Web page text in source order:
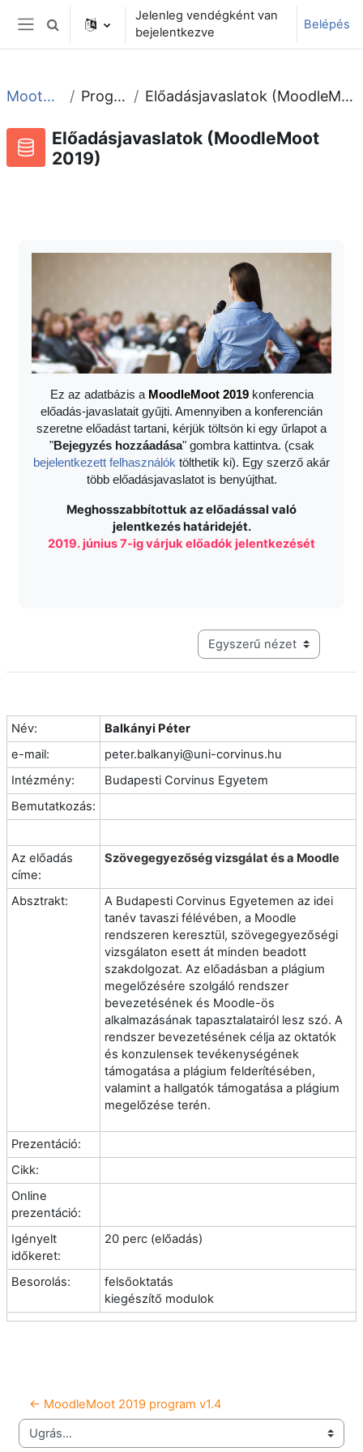
Tovább a fő tartalomhoz
Oldalpanel
Keresési bemeneti adatok váltása
Jelenleg vendégként van
bejelentkezve
Belépés
Moot2019 Program Előadásjavaslatok (MoodleMoot 2019)
Előadásjavaslatok (MoodleMoot
2019)
Ez az adatbázis a MoodleMoot 2019konferencia
előadás-javaslatait gyűjti. Amennyiben a konferencián
szeretne előadást tartani, kérjük töltsön ki egy űrlapot a
"Bejegyzés hozzáadása" gombra kattintva. (csak
bejelentkezett felhasználók tölthetik ki). Egy szerző akár
több előadásjavaslatot is benyújthat.
Meghosszabbítottuk az előadással való
jelentkezés határidejét.
2019. június 7-ig várjuk előadók jelentkezését
Harmadik szintű navigáció
Név:
Balkányi Péter
e-mail:
peter.balkanyi@uni-corvinus.hu
Intézmény:
Budapesti Corvinus Egyetem
Bemutatkozás:
Az előadás
címe:
Szövegegyezőség vizsgálat és a Moodle
Absztrakt:
A Budapesti Corvinus Egyetemen az idei
tanév tavaszi félévében, a Moodle
rendszeren keresztül, szövegegyezőségi
vizsgálaton esett át minden beadott
szakdolgozat. Az előadásban a plágium
megelőzésére szolgáló rendszer
bevezetésének és Moodle-ös
alkalmazásának tapasztalatairól lesz szó. A
rendszer bevezetésének célja az oktatók
és konzulensek tevékenységének
támogatása a plágium felderítésében,
valamint a hallgatók támogatása a plágium
megelőzése terén.
Prezentáció:
Cikk:
Online
prezentáció:
Igényelt
időkeret:
20 perc (előadás)
Besorolás:
felsőoktatás
kiegészítő modulok
← MoodleMoot 2019 program v1.4
Ugrás...